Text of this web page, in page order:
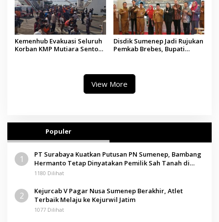
Kemenhub Evakuasi Seluruh
Korban KMP Mutiara Sentosa
Disdik Sumenep Jadi Rujukan
Pemkab Brebes, Bupati
View More
Populer
1
PT Surabaya Kuatkan Putusan PN Sumenep, Bambang
Hermanto Tetap Dinyatakan Pemilik Sah Tanah di
Pamolokan
1180 Dilihat
2
Kejurcab V Pagar Nusa Sumenep Berakhir, Atlet
Terbaik Melaju ke Kejurwil Jatim
1077 Dilihat